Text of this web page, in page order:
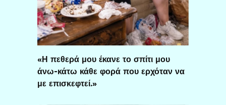
«Η πεθερά μου έκανε το σπίτι μου
άνω-κάτω κάθε φορά που ερχόταν να
με επισκεφτεί.»